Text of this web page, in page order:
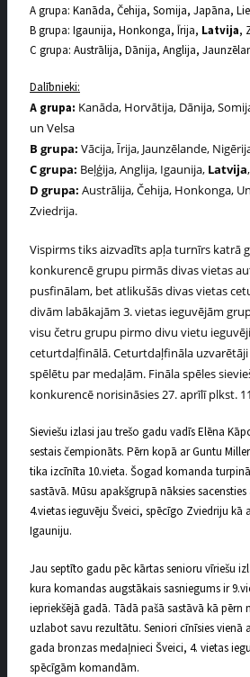
A grupa: Kanāda, Čehija, Somija, Japāna,
B grupa: Igaunija, Honkonga, Īrija, Latvija,
C grupa: Austrālija, Dānija, Anglija,
Dalībnieki:
A grupa: Kanāda, Horvātija, Dānija,
un Velsa
B grupa: Vācija, Īrija, Jaunzēlande,
C grupa: Beļģija, Anglija, Igaunija, Latvija
D grupa: Austrālija, Čehija, Honkonga,
Zviedrija.
Vispirms tiks aizvadīts apļa turnīrs katrā
konkurencē grupu pirmās divas vietas
pusfinālam, bet atlikušās divas vietas
divām labākajām 3. vietas ieguvējām
visu četru grupu pirmo divu vietu
ceturtdaļfinālā. Ceturtdaļfināla
spēlētu par medaļām. Fināla spēles
konkurencē norisināsies 27. aprīlī plkst.
Sieviešu izlasi jau trešo gadu vadīs Elēna
sestais čempionāts. Pērn kopā ar Guntu
tika izcīnīta 10.vieta. Šogad komanda
sastāvā. Mūsu apakšgrupā nāksies
4.vietas ieguvēju Šveici, spēcīgo Zviedriju
Igauniju.
Jau septīto gadu pēc kārtas senioru vīriešu
kura komandas augstākais sasniegums ir
iepriekšējā gadā. Tādā pašā sastāvā kā pērn
uzlabot savu rezultātu. Seniori cīnīsies vienā
gada bronzas medaļnieci Šveici, 4. vietas
spēcīgām komandām.